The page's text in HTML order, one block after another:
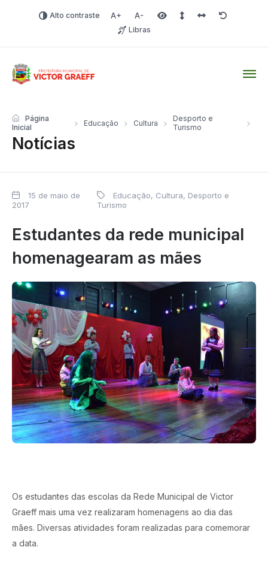
Alto contraste Aumentar fonte
Diminuir fonteÁrea selecionada
Espaçamento de linha
Espaço dos
Redefinir
Libras
Notícias
Página
Inicial
Educação Cultura
Desporto e
Turismo
15 de maio de
2017
Educação, Cultura, Desporto e
Turismo
Estudantes da rede municipal
homenagearam as mães
Os estudantes das escolas da Rede Municipal de Victor
Graeff mais uma vez realizaram homenagens ao dia das
mães. Diversas atividades foram realizadas para comemorar
a data.